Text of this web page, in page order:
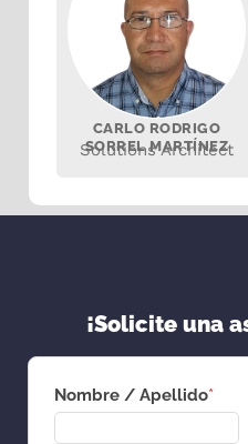
CARLO RODRIGO
SORREL MARTÍNEZ
Solutions Architect
¡Solicite una
Nombre / Apellido*